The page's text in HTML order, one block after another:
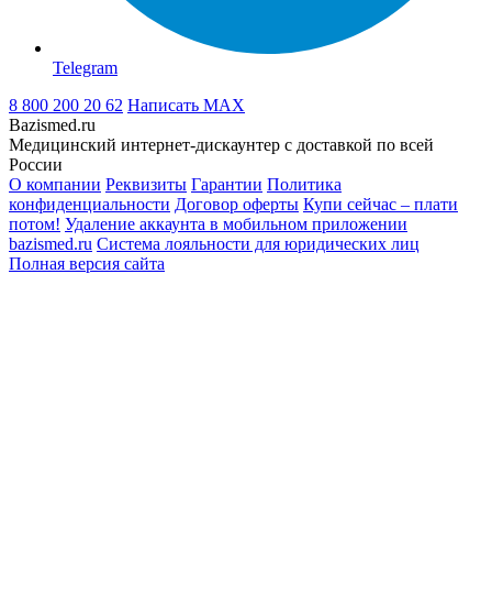
Telegram
8 800 200 20 62 Написать MAX
Bazismed.ru
Медицинский интернет-дискаунтер с доставкой по всей
России
О компании Реквизиты Гарантии Политика
конфиденциальности Договор оферты Купи сейчас – плати
потом! Удаление аккаунта в мобильном приложении
bazismed.ru Система лояльности для юридических лиц
Полная версия сайта